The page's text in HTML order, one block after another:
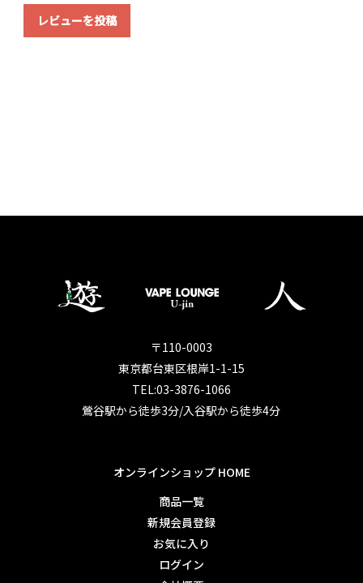
レビューを投稿
〒110-0003
東京都台東区根岸1-1-15
TEL:03-3876-1066
鶯谷駅から徒歩3分/入谷駅から徒歩4分
オンラインショップ HOME
商品一覧
新規会員登録
お気に入り
ログイン